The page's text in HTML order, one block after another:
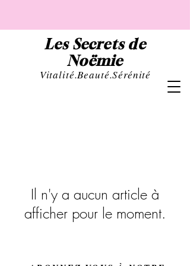
Les Secrets de
Noëmie
Vitalité.Beauté.Sérénité
Il n'y a aucun article à
afficher pour le moment.